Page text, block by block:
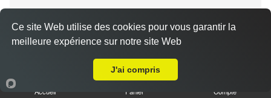
Base crème fraîche, fromage, saumon fumé
Accueil Panier Compte
Ce site Web utilise des cookies pour vous garantir la
meilleure expérience sur notre site Web
J'ai compris